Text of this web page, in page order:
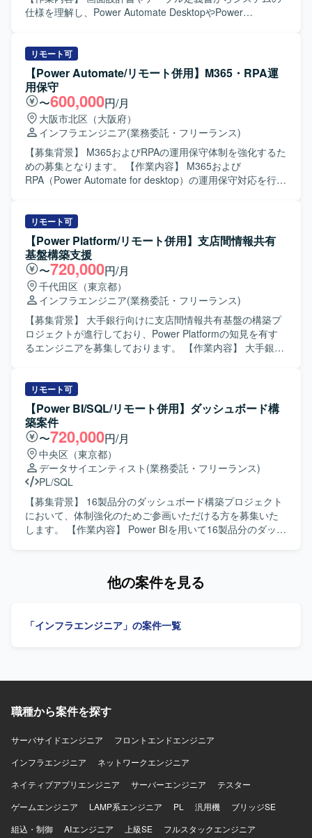
ジニアとしてのスキルを一貫して伸ばせる環境です。 【開
仕様を理解し、Power Automate DesktopやPower
がら業務の自動化に主体的に取り組んでいただける方を求
めております。 【ポジションの魅力】 約130名体制の中で
RPAチームの一員として、RPAを活用した業務自動化の経験
を積んでいただけます。 【開発環境】 Power Automate
Desktop、Power AutomateなどのRPAツールを利用いたし
ます。
リモート可
【Power Automate/リモート併用】M365・RPA運
用保守
〜600,000円/月
大阪市北区（大阪府）
インフラエンジニア(業務委託・フリーランス)
【募集背景】 M365およびRPAの運用保守体制を強化するた
めの募集となります。 【作業内容】 M365および
RPA（Power Automate for desktop）の運用保守対応を行っ
がら業務を遂行していただける方を求めています。 【ポジ
ションの魅力】 M365およびRPAの運用保守を通じて、業務
自動化や効率化に関する知見を深めていただけます。 【開
発環境】 M365、Power Automate for desktopを中心とした
環境での運用保守となります。
リモート可
【Power Platform/リモート併用】支店間情報共有
基盤構築支援
〜720,000円/月
千代田区（東京都）
インフラエンジニア(業務委託・フリーランス)
【募集背景】 大手銀行向けに支店間情報共有基盤の構築プ
ロジェクトが進行しており、Power Platformの知見を有す
るエンジニアを募集しております。 【作業内容】 大手銀行
ュリティ設計をご担当いただきます。過去に別ベンダーが
SharePointベースで実装した際に大量アクセスにより問題
が発生した経緯を踏まえ、安定した基盤設計と検証を行っ
ていただきます。 【求める人物像】 Power Platformに関す
る専門性を活かしつつ、顧客とコミュニケーションを取り
ながら要件や懸念点を整理し、自律的に設計や検証を進め
ていただける方を求めております。過去の失敗事例を踏ま
えて、リスクを考慮した提案や改善策を検討できる方が望
ましいです。 【ポジションの魅力】 大手銀行の情報共有基
盤構築に上流工程から関わることができ、Power Platform
を中心とした環境設計やセキュリティ設計の経験を積むこ
ル駆動型アプリケーション、Power Automate）を中心とし
リモート可
【Power BI/SQL/リモート併用】ダッシュボード構
築案件
〜720,000円/月
中央区（東京都）
データサイエンティスト (業務委託・フリーランス)
PL/SQL
【募集背景】 16製品分のダッシュボード構築プロジェクト
において、体制強化のためご参画いただける方を募集いた
します。 【作業内容】 Power BIを用いて16製品分のダッシ
成、ダッシュボード設計、レビュー、Power BI構築をご担
【求める人物像】 顧客の要望を丁寧にヒアリングし、要件
意識して業務を遂行していただける方にご活躍いただけま
を通じて、Power BIおよびデータ基盤に関する知見を幅広
程から設計、レビューまで一貫して関わることで、マネジ
ポジションの方もPower Queryによるデータ加工からダッ
シュボード構築まで一連の流れを経験していただけます。
【開発環境】 Power BI Desktop、Power Query、
Snowflake、Excel、SQLなどを利用してダッシュボードを
他の案件を見る
「インフラエンジニア」の案件一覧
職種から案件を探す
サーバサイドエンジニア
フロントエンドエンジニア
インフラエンジニア
ネットワークエンジニア
ネイティブアプリエンジニア
サーバーエンジニア
テスター
ゲームエンジニア
LAMP系エンジニア PL 汎用機
ブリッジSE
組込・制御
AIエンジニア 上級SE
フルスタックエンジニア